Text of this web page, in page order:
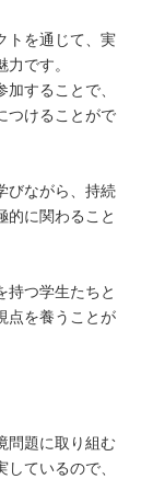
トを通じて、実
です。
することで、
つけることがで
びながら、持続
的に関わること
持つ学生たちと
点を養うことが
問題に取り組む
ているので、